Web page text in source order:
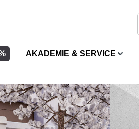
AKADEMIE & SERVICE